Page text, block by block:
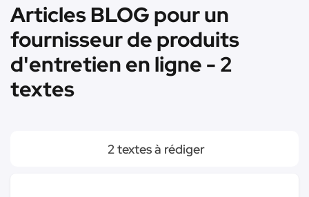
Articles BLOG pour un
fournisseur de produits
d'entretien en ligne - 2
textes
2 textes à rédiger